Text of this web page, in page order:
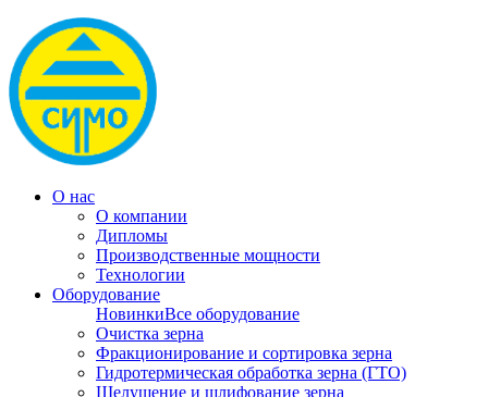
О нас
О компании
Дипломы
Производственные мощности
Технологии
Оборудование
НовинкиВсе оборудование
Очистка зерна
Фракционирование и сортировка зерна
Гидротермическая обработка зерна (ГТО)
Шелушение и шлифование зерна